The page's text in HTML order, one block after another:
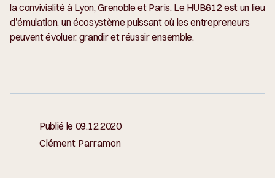
la convivialité à Lyon, Grenoble et Paris. Le HUB612 est un lieu
d’émulation, un écosystème puissant où les entrepreneurs
peuvent évoluer, grandir et réussir ensemble.
Publié le 09.12.2020
Clément Parramon